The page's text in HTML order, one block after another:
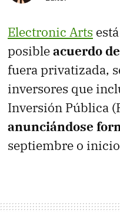
Electronic Arts
posibleacuerdo
fuera privatizada,
inversores que
Inversión Pública
anunciándose
septiembre o